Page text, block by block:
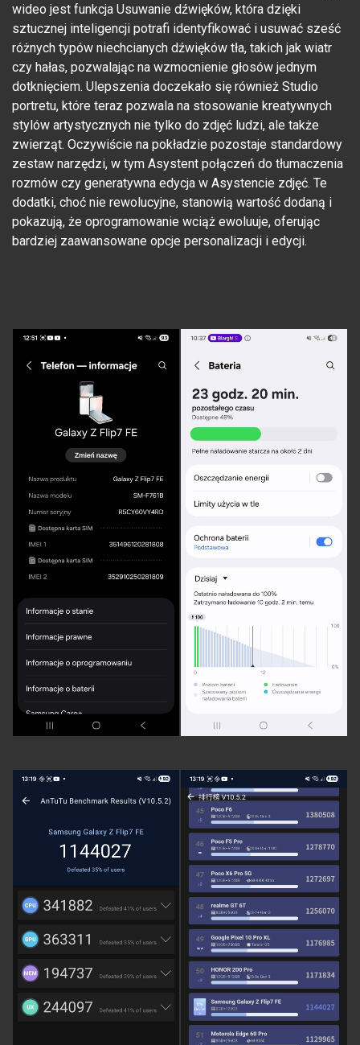
wideo jest funkcja Usuwanie dźwięków, która dzięki
sztucznej inteligencji potrafi identyfikować i usuwać sześć
różnych typów niechcianych dźwięków tła, takich jak wiatr
czy hałas, pozwalając na wzmocnienie głosów jednym
dotknięciem. Ulepszenia doczekało się również Studio
portretu, które teraz pozwala na stosowanie kreatywnych
stylów artystycznych nie tylko do zdjęć ludzi, ale także
zwierząt. Oczywiście na pokładzie pozostaje standardowy
zestaw narzędzi, w tym Asystent połączeń do tłumaczenia
rozmów czy generatywna edycja w Asystencie zdjęć. Te
dodatki, choć nie rewolucyjne, stanowią wartość dodaną i
pokazują, że oprogramowanie wciąż ewoluuje, oferując
bardziej zaawansowane opcje personalizacji i edycji.